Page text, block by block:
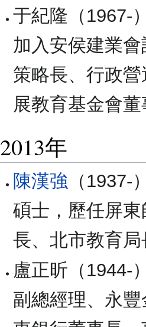
于紀隆（1967-
加入安侯建業
策略長、行政
展教育基金會
2013年
陳漢強 （
碩士，歷任屏
長、北市教育
盧正昕（1944-
副總經理、永